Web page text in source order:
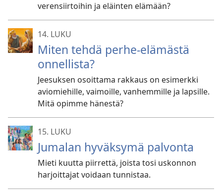
verensiirtoihin ja eläinten elämään?
14. LUKU
Miten tehdä perhe-elämästä
onnellista?
Jeesuksen osoittama rakkaus on esimerkki
aviomiehille, vaimoille, vanhemmille ja lapsille.
Mitä opimme hänestä?
15. LUKU
Jumalan hyväksymä palvonta
Mieti kuutta piirrettä, joista tosi uskonnon
harjoittajat voidaan tunnistaa.